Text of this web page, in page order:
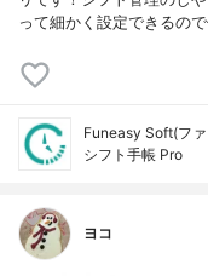
って細かく設定できるの
Funeasy Soft(フ
シフト手帳 Pro
ヨコ